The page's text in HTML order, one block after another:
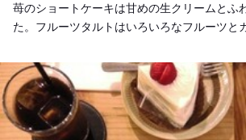
苺のショートケーキは甘めの生クリームとふ
た。フルーツタルトはいろいろなフルーツと